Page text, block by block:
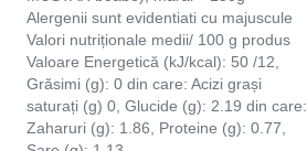
Alergenii sunt evidentiati cu majuscule
Valori nutriționale medii/ 100 g produs
Valoare Energetică (kJ/kcal): 50 /12,
Grăsimi (g): 0 din care: Acizi grași
saturați (g) 0, Glucide (g): 2.19 din care:
Zaharuri (g): 1.86, Proteine (g): 0.77,